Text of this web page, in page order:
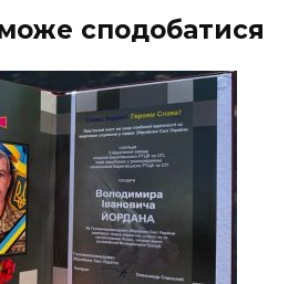
сподобатися